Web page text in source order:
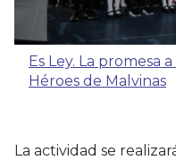
Es Ley. La promesa
Héroes de Malvinas
La actividad se